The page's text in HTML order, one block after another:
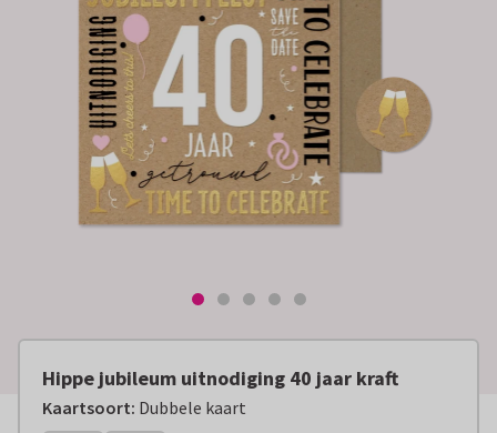
Hippe jubileum uitnodiging 40 jaar kraft
Kaartsoort: Dubbele kaart